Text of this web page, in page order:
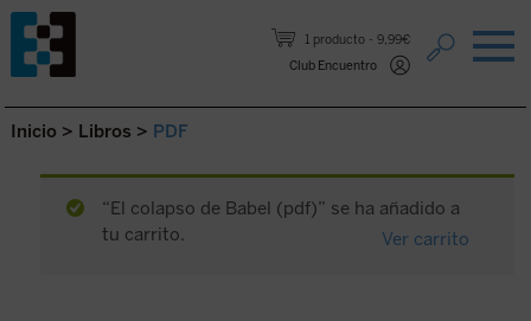
1 producto
9,99€
Club Encuentro
Saltar al contenido.
Inicio > Libros > PDF
“El colapso de Babel (pdf)” se ha añadido a
tu carrito.
Ver carrito